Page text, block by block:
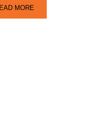
MORE